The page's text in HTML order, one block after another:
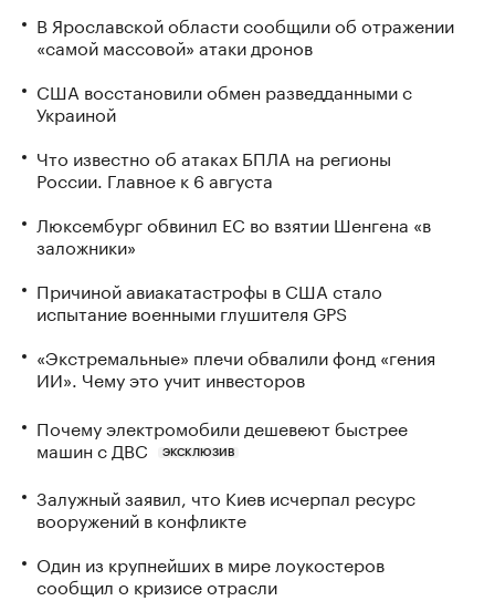
В Ярославской области сообщили об отражении
«самой массовой» атаки дронов
США восстановили обмен разведданными с
Украиной
Что известно об атаках БПЛА на регионы
России. Главное к 6 августа
Люксембург обвинил ЕС во взятии Шенгена «в
заложники»
Причиной авиакатастрофы в США стало
испытание военными глушителя GPS
«Экстремальные» плечи обвалили фонд «гения
ИИ». Чему это учит инвесторов
Почему электромобили дешевеют быстрее
машин с ДВС
ЭКСКЛЮЗИВ
Залужный заявил, что Киев исчерпал ресурс
вооружений в конфликте
Один из крупнейших в мире лоукостеров
сообщил о кризисе отрасли